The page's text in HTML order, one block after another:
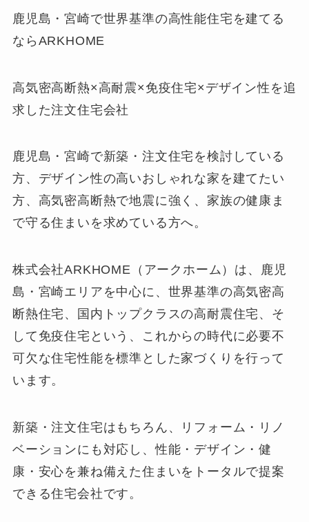
鹿児島・宮崎で世界基準の高性能住宅を建てる
ならARKHOME
高気密高断熱×高耐震×免疫住宅×デザイン性を追
求した注文住宅会社
鹿児島・宮崎で新築・注文住宅を検討している
方、デザイン性の高いおしゃれな家を建てたい
方、高気密高断熱で地震に強く、家族の健康ま
で守る住まいを求めている方へ。
株式会社ARKHOME（アークホーム）は、鹿児
島・宮崎エリアを中心に、世界基準の高気密高
断熱住宅、国内トップクラスの高耐震住宅、そ
して免疫住宅という、これからの時代に必要不
可欠な住宅性能を標準とした家づくりを行って
います。
新築・注文住宅はもちろん、リフォーム・リノ
ベーションにも対応し、性能・デザイン・健
康・安心を兼ね備えた住まいをトータルで提案
できる住宅会社です。